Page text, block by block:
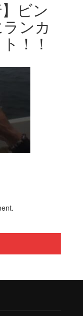
ビン
ンカ
！！